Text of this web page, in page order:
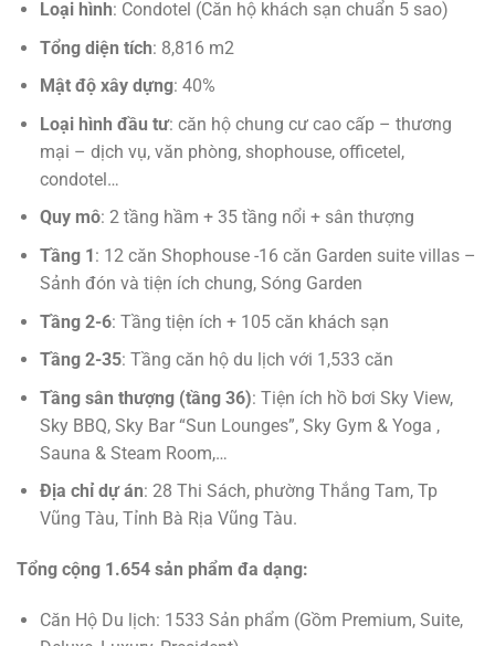
Loại hình: Condotel (Căn hộ khách sạn chuẩn 5 sao)
Tổng diện tích: 8,816 m2
Mật độ xây dựng: 40%
Loại hình đầu tư: căn hộ chung cư cao cấp – thương
mại – dịch vụ, văn phòng, shophouse, officetel,
condotel…
Quy mô: 2 tầng hầm + 35 tầng nổi + sân thượng
Tầng 1: 12 căn Shophouse -16 căn Garden suite villas –
Sảnh đón và tiện ích chung, Sóng Garden
Tầng 2-6: Tầng tiện ích + 105 căn khách sạn
Tầng 2-35: Tầng căn hộ du lịch với 1,533 căn
Tầng sân thượng (tầng 36): Tiện ích hồ bơi Sky View,
Sky BBQ, Sky Bar “Sun Lounges”, Sky Gym & Yoga ,
Sauna & Steam Room,…
Địa chỉ dự án: 28 Thi Sách, phường Thắng Tam, Tp
Vũng Tàu, Tỉnh Bà Rịa Vũng Tàu.
Tổng cộng 1.654 sản phẩm đa dạng:
Căn Hộ Du lịch: 1533 Sản phẩm (Gồm Premium, Suite,